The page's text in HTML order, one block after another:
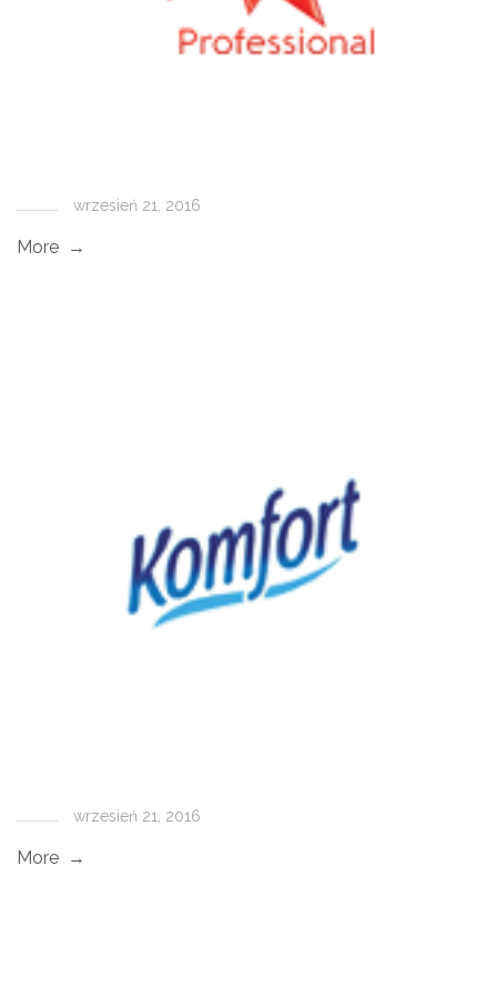
wrzesień 21, 2016
More →
wrzesień 21, 2016
More →